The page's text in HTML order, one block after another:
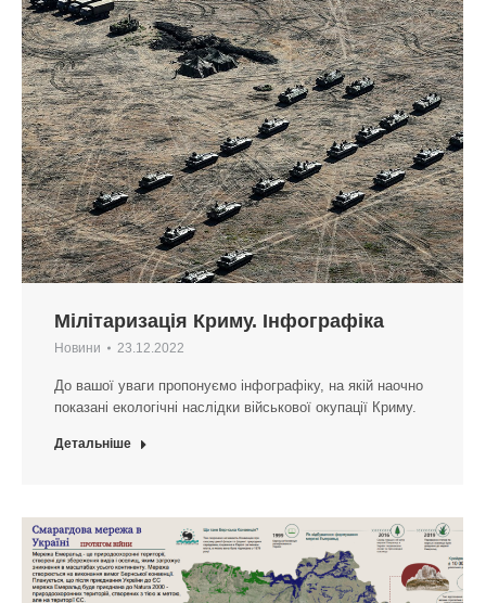
Мілітаризація Криму. Інфографіка
Новини 23.12.2022
До вашої уваги пропонуємо інфографіку, на якій наочно
показані екологічні наслідки військової окупації Криму.
Детальніше